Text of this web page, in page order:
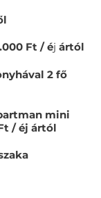
Ft / éj ártól
2 fő
mini
/ éj ártól